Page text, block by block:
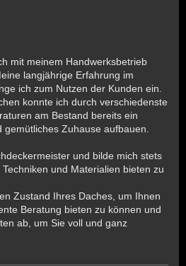
mit meinem Handwerksbetrieb
langjährige Erfahrung im
ich zum Nutzen der Kunden ein.
konnte ich durch verschiedenste
am Bestand bereits ein
Zuhause aufbauen.
und bilde mich stets
und Materialien bieten zu
Zustand Ihres Daches, um Ihnen
Beratung bieten zu können und
ab, um Sie voll und ganz